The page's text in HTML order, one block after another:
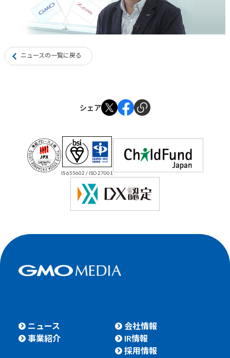
ニュースの一覧に戻る
シェア
IS 655602 / ISO 27001
ニュース
事業紹介
会社情報
IR情報
採用情報